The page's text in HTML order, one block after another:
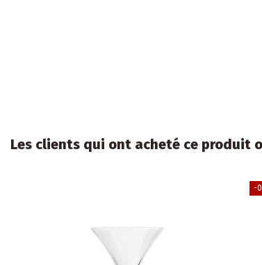
Les clients qui ont acheté ce produit
-